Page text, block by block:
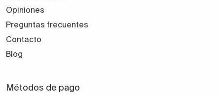
Opiniones
Preguntas frecuentes
Contacto
Blog
Métodos de pago